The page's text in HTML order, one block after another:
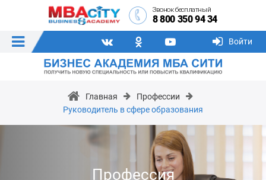
Звонок бесплатный
8 800 350 94 34
Войти
Главная
Профессии
Руководитель в сфере образования
Профессия